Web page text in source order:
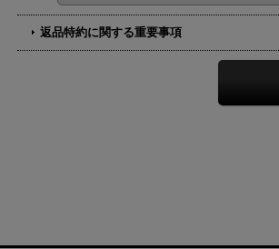
返品特約に関する重要事項